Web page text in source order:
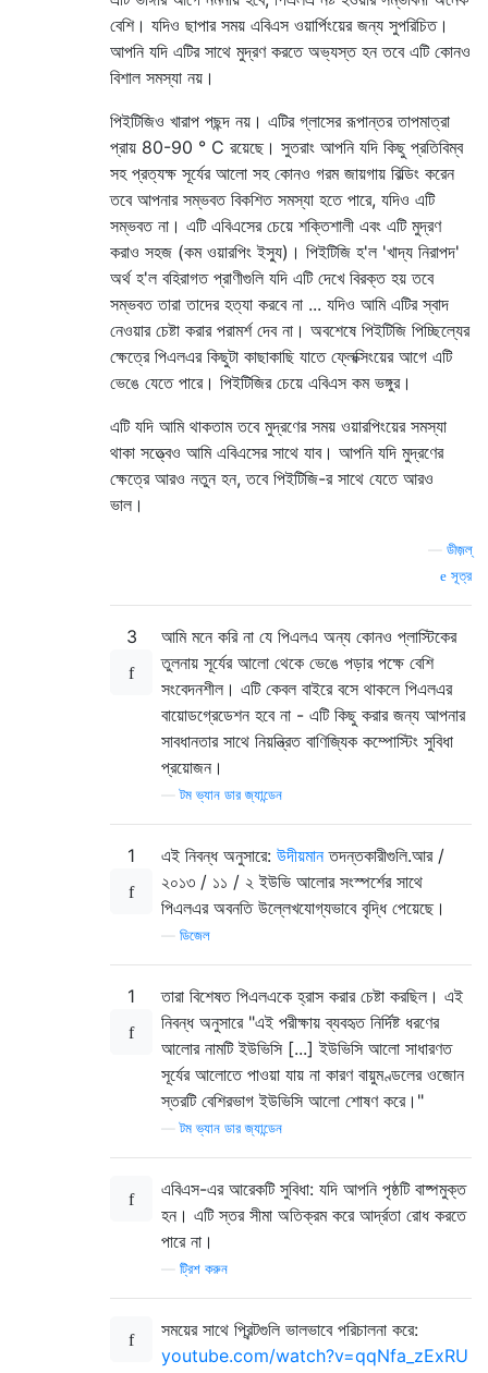
বেশি। যদিও ছাপার সময় এবিএস ওয়ার্পিংয়ের জন্য সুপরিচিত।
আপনি যদি এটির সাথে মুদ্রণ করতে অভ্যস্ত হন তবে এটি কোনও
বিশাল সমস্যা নয়।
পিইটিজিও খারাপ পছন্দ নয়। এটির গ্লাসের রূপান্তর তাপমাত্রা
প্রায় 80-90 ° C রয়েছে। সুতরাং আপনি যদি কিছু প্রতিবিম্ব
সহ প্রত্যক্ষ সূর্যের আলো সহ কোনও গরম জায়গায় বিল্ডিং করেন
তবে আপনার সম্ভবত বিকশিত সমস্যা হতে পারে, যদিও এটি
সম্ভবত না। এটি এবিএসের চেয়ে শক্তিশালী এবং এটি মুদ্রণ
করাও সহজ (কম ওয়ারপিং ইস্যু)। পিইটিজি হ'ল 'খাদ্য নিরাপদ'
অর্থ হ'ল বহিরাগত প্রাণীগুলি যদি এটি দেখে বিরক্ত হয় তবে
সম্ভবত তারা তাদের হত্যা করবে না ... যদিও আমি এটির স্বাদ
নেওয়ার চেষ্টা করার পরামর্শ দেব না। অবশেষে পিইটিজি পিচ্ছিল্যের
ক্ষেত্রে পিএলএর কিছুটা কাছাকাছি যাতে ফ্লেক্সিংয়ের আগে এটি
ভেঙে যেতে পারে। পিইটিজির চেয়ে এবিএস কম ভঙ্গুর।
এটি যদি আমি থাকতাম তবে মুদ্রণের সময় ওয়ারপিংয়ের সমস্যা
থাকা সত্ত্বেও আমি এবিএসের সাথে যাব। আপনি যদি মুদ্রণের
ক্ষেত্রে আরও নতুন হন, তবে পিইটিজি-র সাথে যেতে আরও
ভাল।
ডীজ়ল্
সূত্র
3
আমি মনে করি না যে পিএলএ অন্য কোনও প্লাস্টিকের
তুলনায় সূর্যের আলো থেকে ভেঙে পড়ার পক্ষে বেশি
সংবেদনশীল। এটি কেবল বাইরে বসে থাকলে পিএলএর
বায়োডগ্রেডেশন হবে না - এটি কিছু করার জন্য আপনার
সাবধানতার সাথে নিয়ন্ত্রিত বাণিজ্যিক কম্পোস্টিং সুবিধা
প্রয়োজন।
—টম ভ্যান ডার জ্যান্ডেন
1 এই নিবন্ধ অনুসারে: উদীয়মানতদন্তকারীগুলি.আর /
২০১৩ / ১১ / ২ ইউভি আলোর সংস্পর্শের সাথে
পিএলএর অবনতি উল্লেখযোগ্যভাবে বৃদ্ধি পেয়েছে।
ডিজেল
1
তারা বিশেষত পিএলএকে হ্রাস করার চেষ্টা করছিল। এই
নিবন্ধ অনুসারে "এই পরীক্ষায় ব্যবহৃত নির্দিষ্ট ধরণের
আলোর নামটি ইউভিসি [...] ইউভিসি আলো সাধারণত
সূর্যের আলোতে পাওয়া যায় না কারণ বায়ুমণ্ডলের ওজোন
স্তরটি বেশিরভাগ ইউভিসি আলো শোষণ করে।"
—টম ভ্যান ডার জ্যান্ডেন
এবিএস-এর আরেকটি সুবিধা: যদি আপনি পৃষ্ঠটি বাষ্পমুক্ত
হন। এটি স্তর সীমা অতিক্রম করে আর্দ্রতা রোধ করতে
পারে না।
ট্রিশ করুন
সময়ের সাথে প্রিন্টগুলি ভালভাবে পরিচালনা করে:
youtube.com/watch?v=qqNfa_zExRU